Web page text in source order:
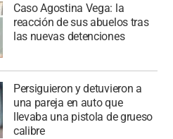
Caso Agostina Vega: la
reacción de sus abuelos tras
las nuevas detenciones
Persiguieron y detuvieron a
una pareja en auto que
llevaba una pistola de grueso
calibre